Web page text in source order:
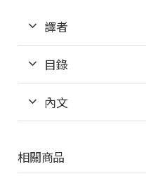
譯者
目錄
內文
相關商品